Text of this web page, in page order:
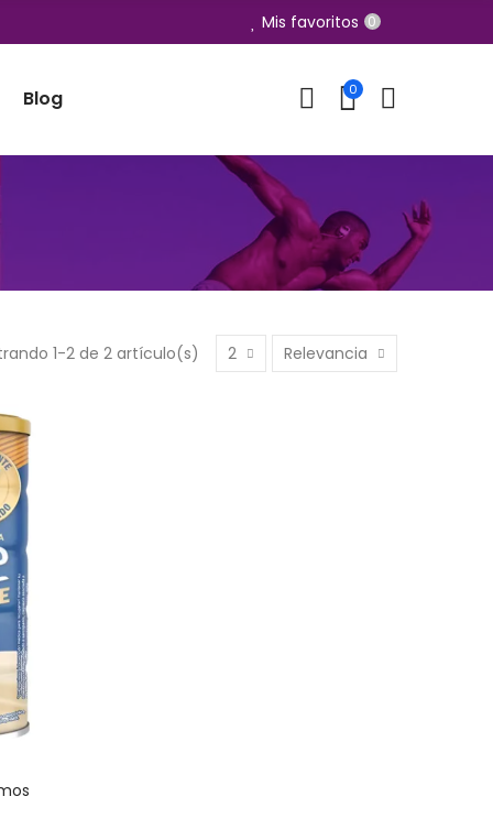
Mis favoritos 0
Blog 0
1-2 de 2 artículo(s) 2 Relevancia